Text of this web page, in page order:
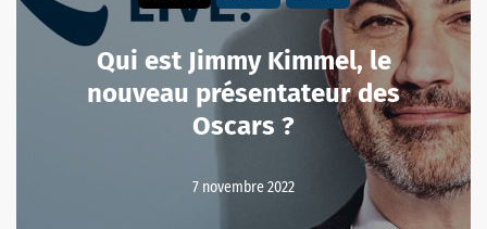
Qui est Jimmy Kimmel, le
nouveau présentateur des
Oscars ?
7 novembre 2022